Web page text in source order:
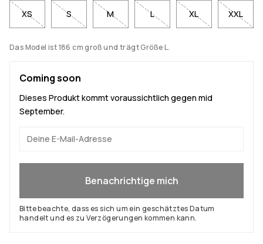
XS S M L XL XXL
Das Model ist 186 cm groß und trägt Größe L.
Coming soon
Dieses Produkt kommt voraussichtlich gegen mid
September.
Benachrichtige mich
Bitte beachte, dass es sich um ein geschätztes Datum
handelt und es zu Verzögerungen kommen kann.